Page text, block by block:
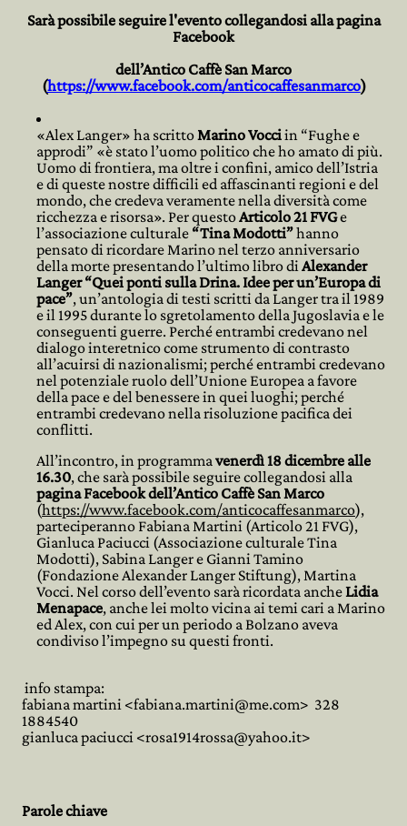
Sarà possibile seguire l'evento collegandosi alla pagina
Facebook
dell’Antico Caffè San Marco
(https://www.facebook.com/anticocaffesanmarco)
«Alex Langer» ha scrittoMarino Vocciin “Fughe e
approdi” «è stato l’uomo politico che ho amato di più.
Uomo di frontiera, ma oltre i confini, amico dell’Istria
e di queste nostre difficili ed affascinanti regioni e del
mondo, che credeva veramente nella diversità come
ricchezza e risorsa». Per questoArticolo 21 FVGe
l’associazione culturale “Tina Modotti”hanno
pensato di ricordare Marino nel terzo anniversario
della morte presentando l’ultimo libro diAlexander
Langer “Quei ponti sulla Drina. Idee per un’Europa di
pace”, un’antologia di testi scritti da Langer tra il 1989
e il 1995 durante lo sgretolamento della Jugoslavia e le
conseguenti guerre. Perché entrambi credevano nel
dialogo interetnico come strumento di contrasto
all’acuirsi di nazionalismi; perché entrambi credevano
nel potenziale ruolo dell’Unione Europea a favore
della pace e del benessere in quei luoghi; perché
entrambi credevano nella risoluzione pacifica dei
conflitti.
All’incontro, in programmavenerdì 18 dicembre alle
16.30, che sarà possibile seguire collegandosi alla
pagina Facebook dell’Antico Caffè San Marco
(https://www.facebook.com/anticocaffesanmarco),
parteciperanno Fabiana Martini (Articolo 21 FVG),
Gianluca Paciucci (Associazione culturale Tina
Modotti), Sabina Langer e Gianni Tamino
(Fondazione Alexander Langer Stiftung), Martina
Vocci. Nel corso dell’evento sarà ricordata ancheLidia
Menapace, anche lei molto vicina ai temi cari a Marino
ed Alex, con cui per un periodo a Bolzano aveva
condiviso l’impegno su questi fronti.
info stampa:
fabiana martini <fabiana.martini@me.com> 328
1884540
gianluca paciucci <rosa1914rossa@yahoo.it>
Parole chiave